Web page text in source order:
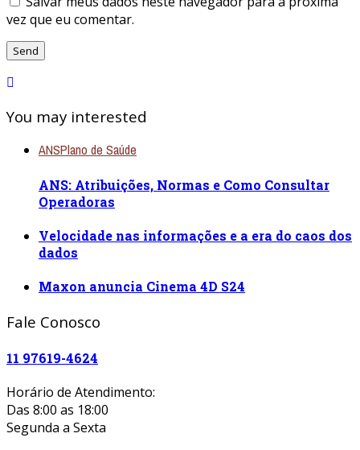
vez que eu comentar.
You may interested
ANSPlano de Saúde
ANS: Atribuições, Normas e Como Consultar
Operadoras
Velocidade nas informações e a era do caos dos
dados
Maxon anuncia Cinema 4D S24
Fale Conosco
11 97619-4624
Horário de Atendimento:
Das 8:00 as 18:00
Segunda a Sexta